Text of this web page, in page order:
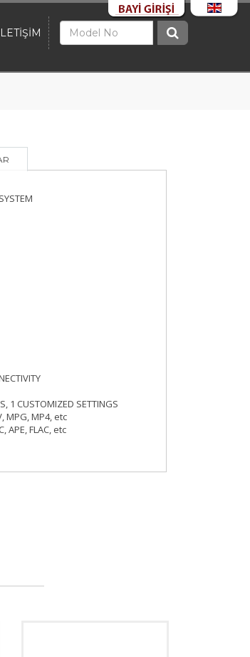
1 CUSTOMIZED SETTINGS
MPG, MP4, etc
APE, FLAC, etc